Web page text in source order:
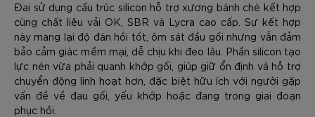
Đai sử dụng cấu trúc silicon hỗ trợ xương bánh chè kết hợp
cùng chất liệu vải OK, SBR và Lycra cao cấp. Sự kết hợp
này mang lại độ đàn hồi tốt, ôm sát đầu gối nhưng vẫn đảm
bảo cảm giác mềm mại, dễ chịu khi đeo lâu. Phần silicon tạo
lực nén vừa phải quanh khớp gối, giúp giữ ổn định và hỗ trợ
chuyển động linh hoạt hơn, đặc biệt hữu ích với người gặp
vấn đề về đau gối, yếu khớp hoặc đang trong giai đoạn
phục hồi.